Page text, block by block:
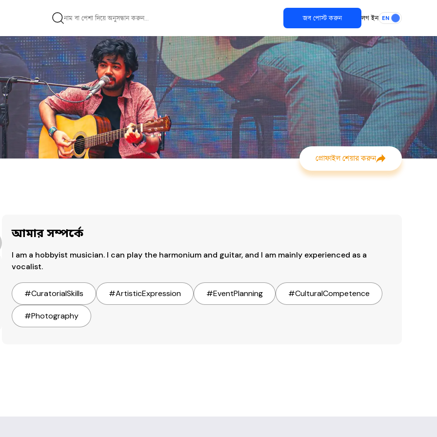
জব পোস্ট করুন লগ ইন EN
প্রোফাইল শেয়ার করুন
আমার সম্পর্কে
I am a hobbyist musician. I can play the harmonium and guitar, and I am mainly experienced as a
vocalist.
#CuratorialSkills #ArtisticExpression #EventPlanning #CulturalCompetence
#Photography